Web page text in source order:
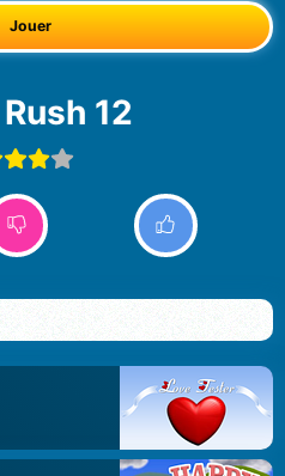
Jouer
Rush 12